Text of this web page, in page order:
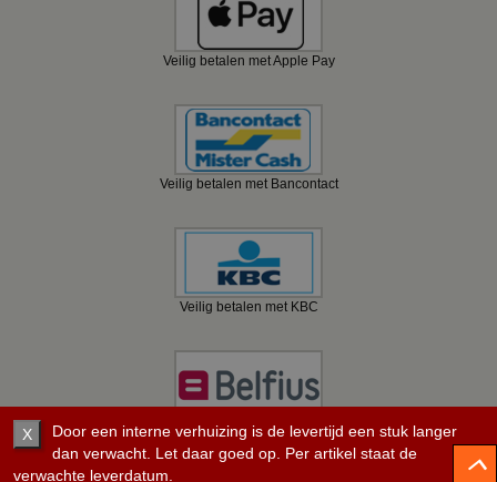
Veilig betalen met Apple Pay
Veilig betalen met Bancontact
Veilig betalen met KBC
Veilig betalen met Belfius
X
Door een interne verhuizing is de levertijd een stuk langer
dan verwacht. Let daar goed op. Per artikel staat de
verwachte leverdatum.